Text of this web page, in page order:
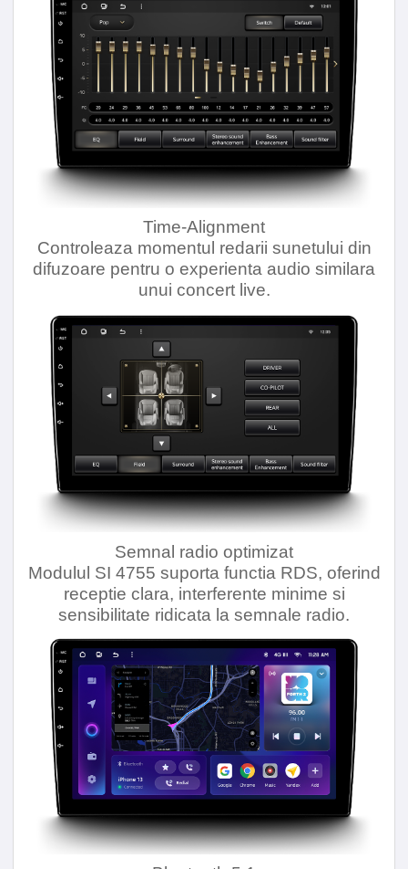
Time-Alignment
Controleaza momentul redarii sunetului din
difuzoare pentru o experienta audio similara
unui concert live.
Semnal radio optimizat
Modulul SI 4755 suporta functia RDS, oferind
receptie clara, interferente minime si
sensibilitate ridicata la semnale radio.